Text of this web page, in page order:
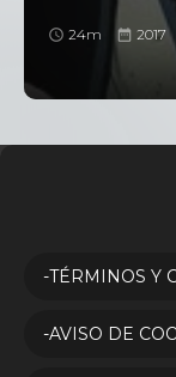
24m 2017
-TÉRMINOS Y
-AVISO DE